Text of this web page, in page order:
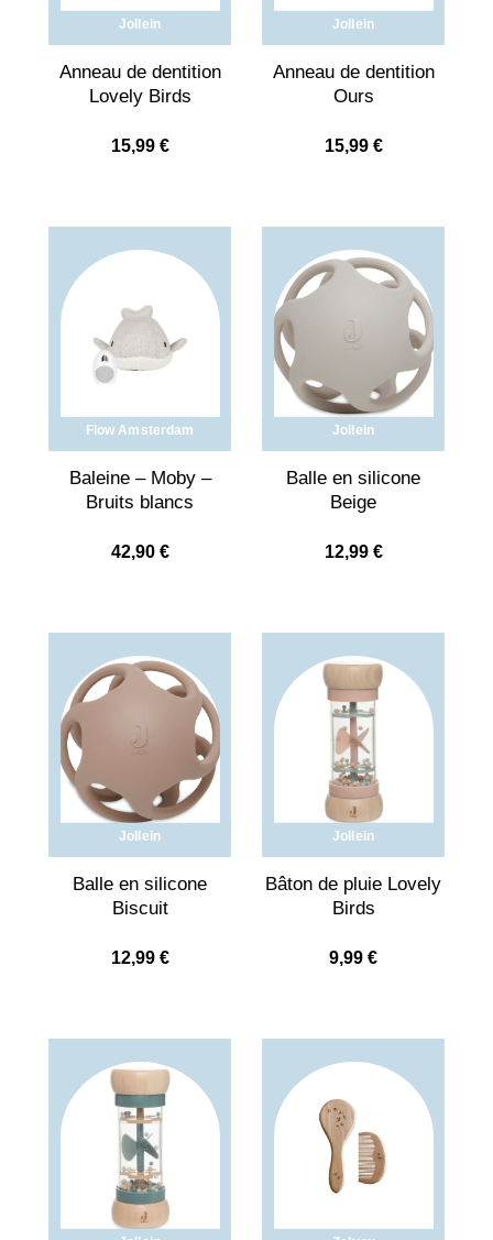
Jollein
Anneau de dentition
Lovely Birds
15,99 €
Jollein
Anneau de dentition
Ours
15,99 €
Flow Amsterdam
Baleine – Moby –
Bruits blancs
42,90 €
Jollein
Balle en silicone
Beige
12,99 €
Jollein
Balle en silicone
Biscuit
12,99 €
Jollein
Bâton de pluie Lovely
Birds
9,99 €